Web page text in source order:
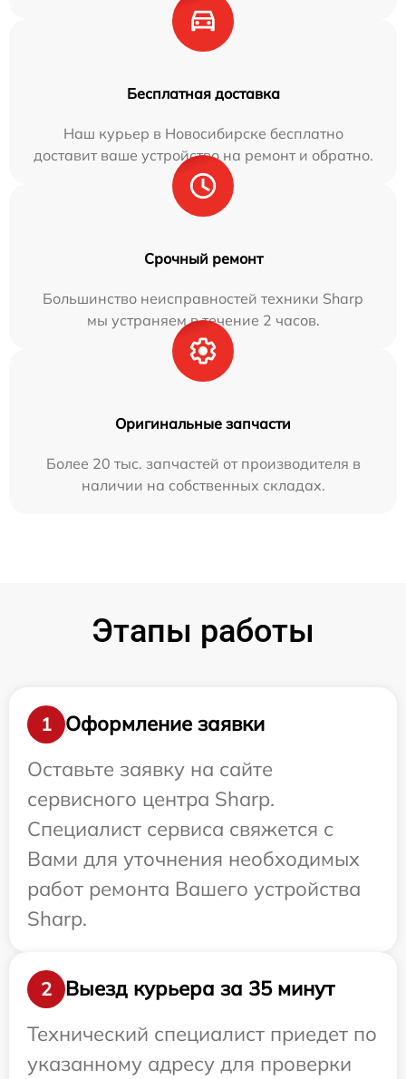
Бесплатная доставка
Наш курьер в Новосибирске бесплатно
доставит ваше устройство на ремонт и обратно.
Срочный ремонт
Большинство неисправностей техники Sharp
мы устраняем в течение 2 часов.
Оригинальные запчасти
Более 20 тыс. запчастей от производителя в
наличии на собственных складах.
Этапы работы
1
Оформление заявки
Оставьте заявку на сайте
сервисного центра Sharp.
Специалист сервиса свяжется с
Вами для уточнения необходимых
работ ремонта Вашего устройства
Sharp.
2
Выезд курьера за 35 минут
Технический специалист приедет по
указанному адресу для проверки